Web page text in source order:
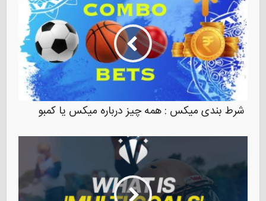
شرط بندی میکس : همه چیز درباره میکس یا کمبو